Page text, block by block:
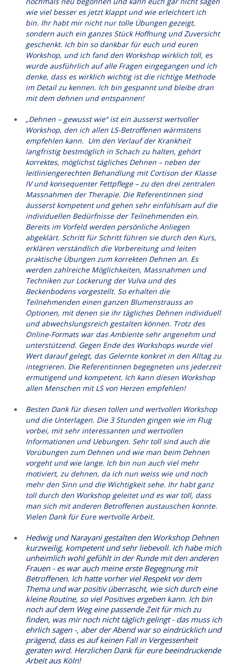
wie viel besser es jetzt klappt und wie erleichtert ich
bin. Ihr habt mir nicht nur tolle Übungen gezeigt,
sondern auch ein ganzes Stück Hoffnung und Zuversicht
geschenkt. Ich bin so dankbar für euch und euren
Workshop, und ich fand den Workshop wirklich toll, es
wurde ausführlich auf alle Fragen eingegangen und ich
denke, dass es wirklich wichtig ist die richtige Methode
im Detail zu kennen. Ich bin gespannt und bleibe dran
mit dem dehnen und entspannen!
„Dehnen – gewusst wie“ ist ein äusserst wertvoller
Workshop, den ich allen LS-Betroffenen wärmstens
empfehlen kann. Um den Verlauf der Krankheit
langfristig bestmöglich in Schach zu halten, gehört
korrektes, möglichst tägliches Dehnen – neben der
leitliniengerechten Behandlung mit Cortison der Klasse
IV und konsequenter Fettpflege – zu den drei zentralen
Massnahmen der Therapie. Die Referentinnen sind
äusserst kompetent und gehen sehr einfühlsam auf die
individuellen Bedürfnisse der Teilnehmenden ein.
Bereits im Vorfeld werden persönliche Anliegen
abgeklärt. Schritt für Schritt führen sie durch den Kurs,
erklären verständlich die Vorbereitung und leiten
praktische Übungen zum korrekten Dehnen an. Es
werden zahlreiche Möglichkeiten, Massnahmen und
Techniken zur Lockerung der Vulva und des
Beckenbodens vorgestellt. So erhalten die
Teilnehmenden einen ganzen Blumenstrauss an
Optionen, mit denen sie ihr tägliches Dehnen individuell
und abwechslungsreich gestalten können. Trotz des
Online-Formats war das Ambiente sehr angenehm und
unterstützend. Gegen Ende des Workshops wurde viel
Wert darauf gelegt, das Gelernte konkret in den Alltag zu
integrieren. Die Referentinnen begegneten uns jederzeit
ermutigend und kompetent. Ich kann diesen Workshop
allen Menschen mit LS von Herzen empfehlen!
Besten Dank für diesen tollen und wertvollen Workshop
und die Unterlagen. Die 3 Stunden gingen wie im Flug
vorbei, mit sehr interessanten und wertvollen
Informationen und Uebungen. Sehr toll sind auch die
Vorübungen zum Dehnen und wie man beim Dehnen
vorgeht und wie lange. Ich bin nun auch viel mehr
motiviert, zu dehnen, da ich nun weiss wie und noch
mehr den Sinn und die Wichtigkeit sehe. Ihr habt ganz
toll durch den Workshop geleitet und es war toll, dass
man sich mit anderen Betroffenen austauschen konnte.
Vielen Dank für Eure wertvolle Arbeit.
Hedwig und Narayani gestalten den Workshop Dehnen
kurzweilig, kompetent und sehr liebevoll. Ich habe mich
unheimlich wohl gefühlt in der Runde mit den anderen
Frauen - es war auch meine erste Begegnung mit
Betroffenen. Ich hatte vorher viel Respekt vor dem
Thema und war positiv überrascht, wie sich durch eine
kleine Routine, so viel Positives ergeben kann. Ich bin
noch auf dem Weg eine passende Zeit für mich zu
finden, was mir noch nicht täglich gelingt - das muss ich
ehrlich sagen -, aber der Abend war so eindrücklich und
prägend, dass es auf keinen Fall in Vergessenheit
geraten wird. Herzlichen Dank für eure beeindruckende
Arbeit aus Köln!